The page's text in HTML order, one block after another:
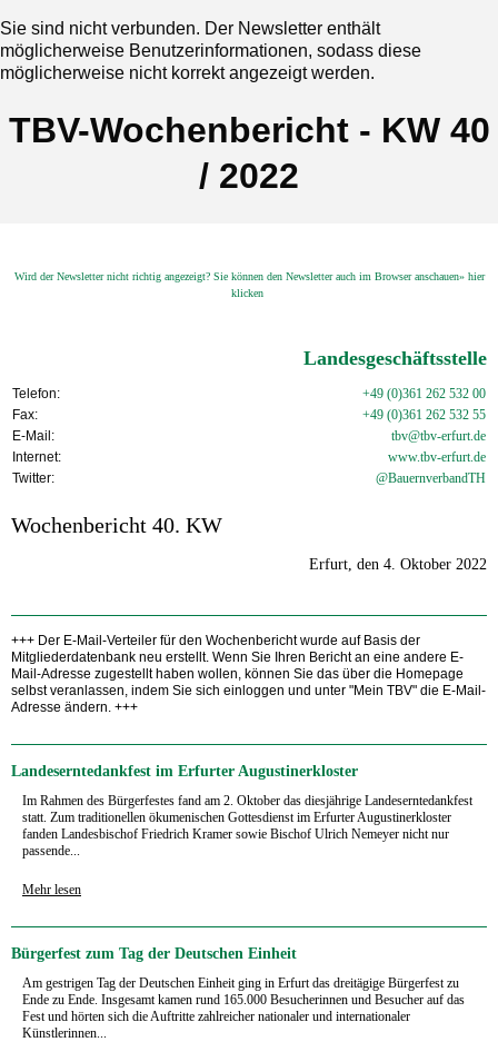
Sie sind nicht verbunden. Der Newsletter enthält
möglicherweise Benutzerinformationen, sodass diese
möglicherweise nicht korrekt angezeigt werden.
TBV-Wochenbericht - KW 40
/ 2022
Wird der Newsletter nicht richtig angezeigt? Sie können den Newsletter auch im Browser anschauen» hier
klicken
Landesgeschäftsstelle
Telefon:
+49 (0)361 262 532 00
Fax:
+49 (0)361 262 532 55
E-Mail:
tbv@tbv-erfurt.de
Internet:
www.tbv-erfurt.de
Twitter:
@BauernverbandTH
Wochenbericht 40. KW
Erfurt, den 4. Oktober 2022
+++ Der E-Mail-Verteiler für den Wochenbericht wurde auf Basis der
Mitgliederdatenbank neu erstellt. Wenn Sie Ihren Bericht an eine andere E-
Mail-Adresse zugestellt haben wollen, können Sie das über die Homepage
selbst veranlassen, indem Sie sich einloggen und unter "Mein TBV" die E-Mail-
Adresse ändern. +++
Landeserntedankfest im Erfurter Augustinerkloster
Im Rahmen des Bürgerfestes fand am 2. Oktober das diesjährige Landeserntedankfest
statt. Zum traditionellen ökumenischen Gottesdienst im Erfurter Augustinerkloster
fanden Landesbischof Friedrich Kramer sowie Bischof Ulrich Nemeyer nicht nur
passende...
Mehr lesen
Bürgerfest zum Tag der Deutschen Einheit
Am gestrigen Tag der Deutschen Einheit ging in Erfurt das dreitägige Bürgerfest zu
Ende zu Ende. Insgesamt kamen rund 165.000 Besucherinnen und Besucher auf das
Fest und hörten sich die Auftritte zahlreicher nationaler und internationaler
Künstlerinnen...